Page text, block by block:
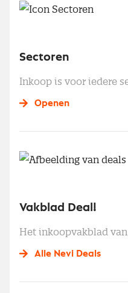
Sectoren
Inkoop is voor iedere
Openen
Vakblad Deal!
Het inkoopvakblad
Alle Nevi Deals